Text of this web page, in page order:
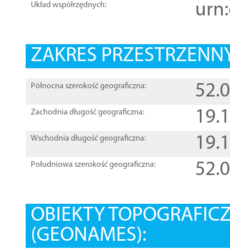
Układ współrzędnych:
ZAKRES
Północna szerokość geograficzna:
Zachodnia długość geograficzna:
Wschodnia długość geograficzna:
Południowa szerokość geograficzna:
OBIEKTY
(GEONAMES):